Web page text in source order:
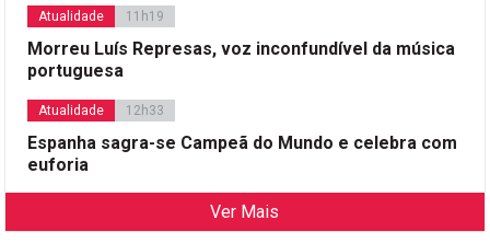
Atualidade 11h19
Morreu Luís Represas, voz inconfundível da música
portuguesa
Atualidade 12h33
Espanha sagra-se Campeã do Mundo e celebra com
euforia
Ver Mais